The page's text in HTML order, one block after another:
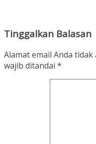
Tinggalkan Balasan
Alamat email Anda
wajib ditandai *